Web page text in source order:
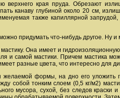
верхнего края пруда. Обрезают
канаву глубиной около 20 см,
также капиллярной
придумать что-нибудь другое. Ну
Она имеет и
и самой мастики. Причем мастика
разные цвета, что интересно для
формы, на дно его уложить
собой тонким слоем (0,5 кг/м2)
мусора, сухой, без следов